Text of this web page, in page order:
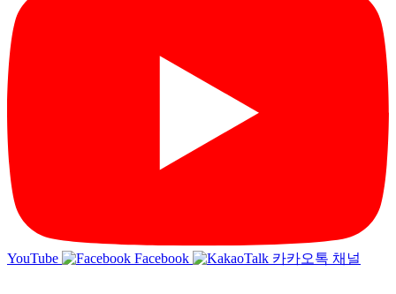
YouTube Facebook 카카오톡 채널